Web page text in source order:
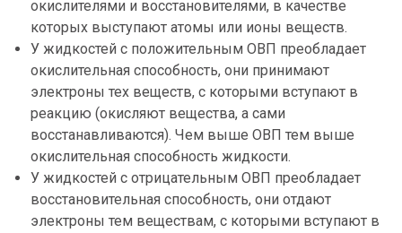
окислителями и восстановителями, в качестве
которых выступают атомы или ионы веществ.
У жидкостей с положительным ОВП преобладает
окислительная способность, они принимают
электроны тех веществ, с которыми вступают в
реакцию (окисляют вещества, а сами
восстанавливаются). Чем выше ОВП тем выше
окислительная способность жидкости.
У жидкостей с отрицательным ОВП преобладает
восстановительная способность, они отдают
электроны тем веществам, с которыми вступают в